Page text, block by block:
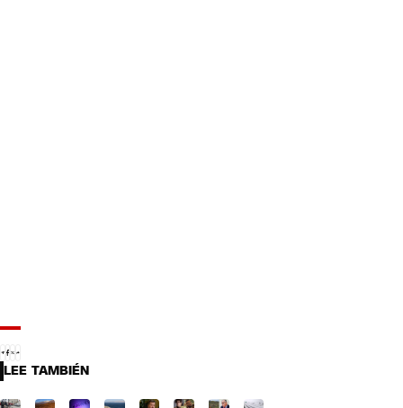
LEE TAMBIÉN